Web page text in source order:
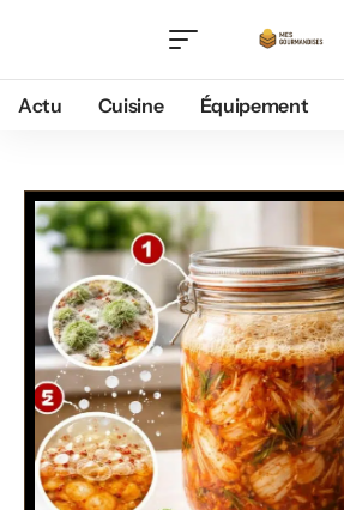
Actu Cuisine Équipement